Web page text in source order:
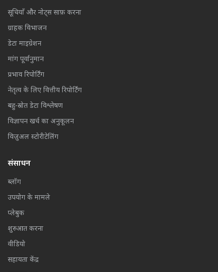
सूचियाँ और नोट्स साफ़ करना
ग्राहक विभाजन
डेटा माइग्रेशन
मांग पूर्वानुमान
प्रभाव रिपोर्टिंग
नेतृत्व के लिए वित्तीय रिपोर्टिंग
बहु-स्रोत डेटा विश्लेषण
विज्ञापन खर्च का अनुकूलन
विज़ुअल स्टोरीटेलिंग
संसाधन
ब्लॉग
उपयोग के मामले
प्लेबुक
शुरुआत करना
वीडियो
सहायता केंद्र